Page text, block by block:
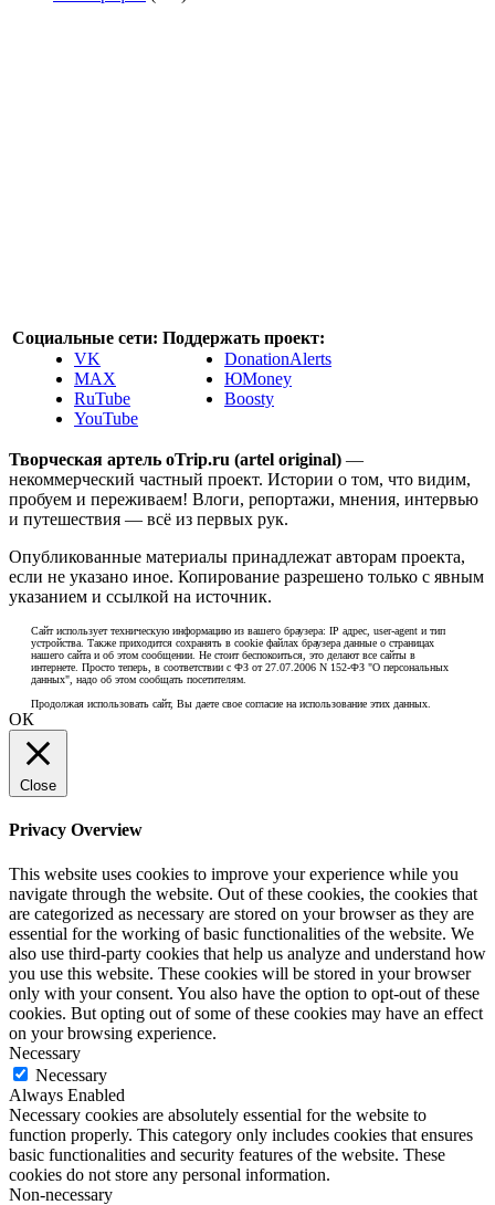
Социальные сети:
VK
MAX
RuTube
YouTube
Поддержать проект:
DonationAlerts
ЮMoney
Boosty
Творческая артель oTrip.ru (artel original) —
некоммерческий частный проект. Истории о том, что видим,
пробуем и переживаем! Влоги, репортажи, мнения, интервью
и путешествия — всё из первых рук.
Опубликованные материалы принадлежат авторам проекта,
если не указано иное. Копирование разрешено только с явным
указанием и ссылкой на источник.
Сайт использует техническую информацию из вашего браузера: IP адрес, user-agent и тип
устройства. Также приходится сохранять в cookie файлах браузера данные о страницах
нашего сайта и об этом сообщении. Не стоит беспокоиться, это делают все сайты в
интернете. Просто теперь, в соответствии с ФЗ от 27.07.2006 N 152-ФЗ "О персональных
данных", надо об этом сообщать посетителям.
Продолжая использовать сайт, Вы даете свое согласие на использование этих данных.
ОК
Close
Privacy Overview
This website uses cookies to improve your experience while you
navigate through the website. Out of these cookies, the cookies that
are categorized as necessary are stored on your browser as they are
essential for the working of basic functionalities of the website. We
also use third-party cookies that help us analyze and understand how
you use this website. These cookies will be stored in your browser
only with your consent. You also have the option to opt-out of these
cookies. But opting out of some of these cookies may have an effect
on your browsing experience.
Necessary
Necessary
Always Enabled
Necessary cookies are absolutely essential for the website to
function properly. This category only includes cookies that ensures
basic functionalities and security features of the website. These
cookies do not store any personal information.
Non-necessary